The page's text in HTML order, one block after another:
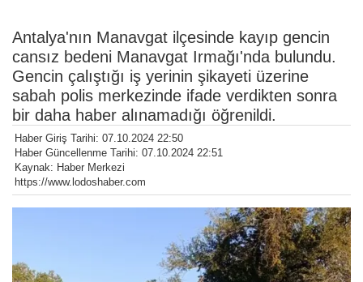
Antalya'nın Manavgat ilçesinde kayıp gencin
cansız bedeni Manavgat Irmağı'nda bulundu.
Gencin çalıştığı iş yerinin şikayeti üzerine
sabah polis merkezinde ifade verdikten sonra
bir daha haber alınamadığı öğrenildi.
Haber Giriş Tarihi: 07.10.2024 22:50
Haber Güncellenme Tarihi: 07.10.2024 22:51
Kaynak: Haber Merkezi
https://www.lodoshaber.com